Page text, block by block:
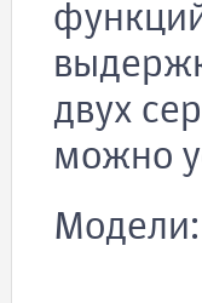
двух
можно
Модели: